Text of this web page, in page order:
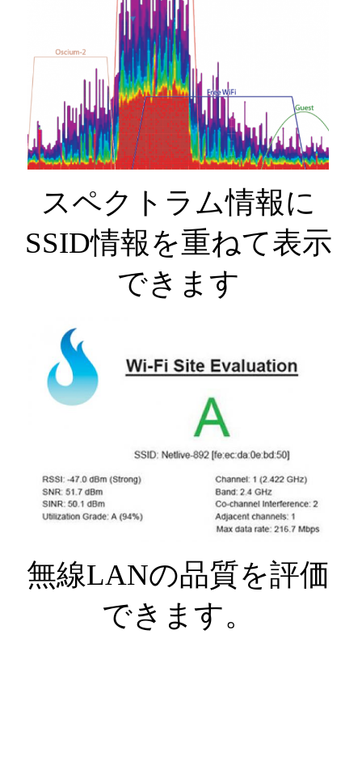
スペクトラム情報に
SSID情報を重ねて表示
できます
無線LANの品質を評価
できます。